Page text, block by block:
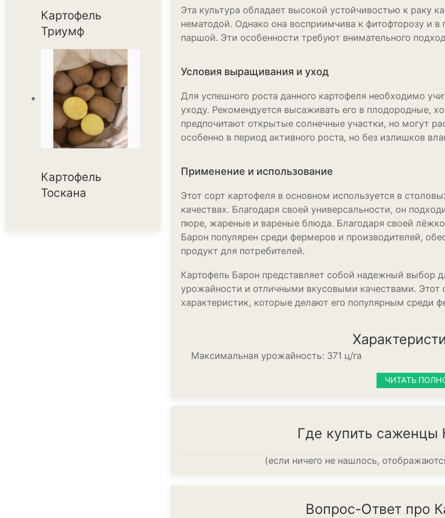
Рудбекия
Тюльпан
Флокс
Форзиция
Фуксия
Цинния
Эустома
Эхинацея
Зерновые
Кукуруза
Пшеница
Ячмень
Алоказия
Антуриум
Картофель
Триумф
Картофель
Тоскана
Эта культура обладает высокой устойчивостью к раку
нематодой. Однако она восприимчива к фитофторозу и
паршой. Эти особенности требуют внимательного
Условия выращивания и уход
Для успешного роста данного картофеля необходимо
уходу. Рекомендуется высаживать его в плодородные,
предпочитают открытые солнечные участки, но могут
особенно в период активного роста, но без излишков
Применение и использование
Этот сорт картофеля в основном используется в
качествах. Благодаря своей универсальности, он
пюре, жареные и вареные блюда. Благодаря своей
Барон популярен среди фермеров и производителей,
продукт для потребителей.
Картофель Барон представляет собой надежный выбор
урожайности и отличными вкусовыми качествами. Этот
характеристик, которые делают его популярным среди
Максимальная урожайность: 371 ц/га
ЧИТАТЬ
Где купить саженцы
(если ничего не нашлось,
Вопрос-Ответ про